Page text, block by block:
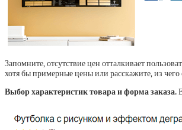
Запомните, отсутствие цен отталкивает
хотя бы примерные цены или расскажите, из чего
Выбор характеристик товара и форма заказа.